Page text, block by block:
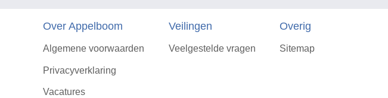
Over Appelboom
Algemene voorwaarden
Privacyverklaring
Vacatures
Veilingen
Veelgestelde vragen
Overig
Sitemap